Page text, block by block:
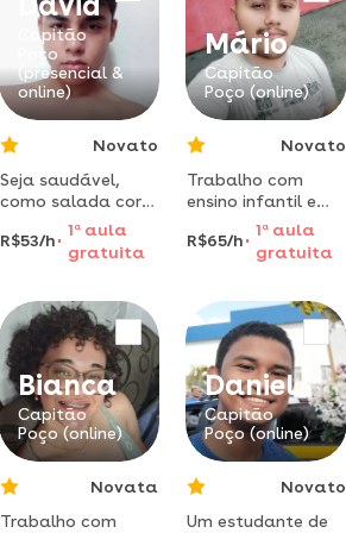
de ciências.
maneiras fáceis de
memorização dos
assuntos
abordados.
Capitão
Poço
(presencial &
online)
Novato
Seja saudável,
como salada corer
e faze exercício
físico ajuda na
circulação do
uma força física
melhor
R$53/h
1 aaula
gratuita
Mário
Capitão
Poço (online)
Novato
Trabalho com
ensino infantil e
disciplina de
história e ensino
língua portuguesa
R$65/h
1 a aula
gratuita
Bianca
Capitão
Poço (online)
Novata
Trabalho com
Daniel
Capitão
Poço (online)
Novato
Um estudante de